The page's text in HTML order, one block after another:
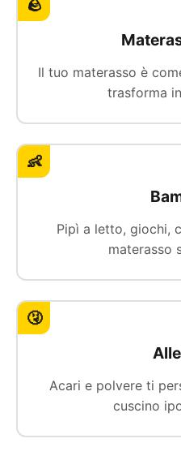
🪨
Il tuo materasso è
trasforma
👶
Pipì a letto, giochi,
materasso
🤧
Acari e polvere ti
cuscino